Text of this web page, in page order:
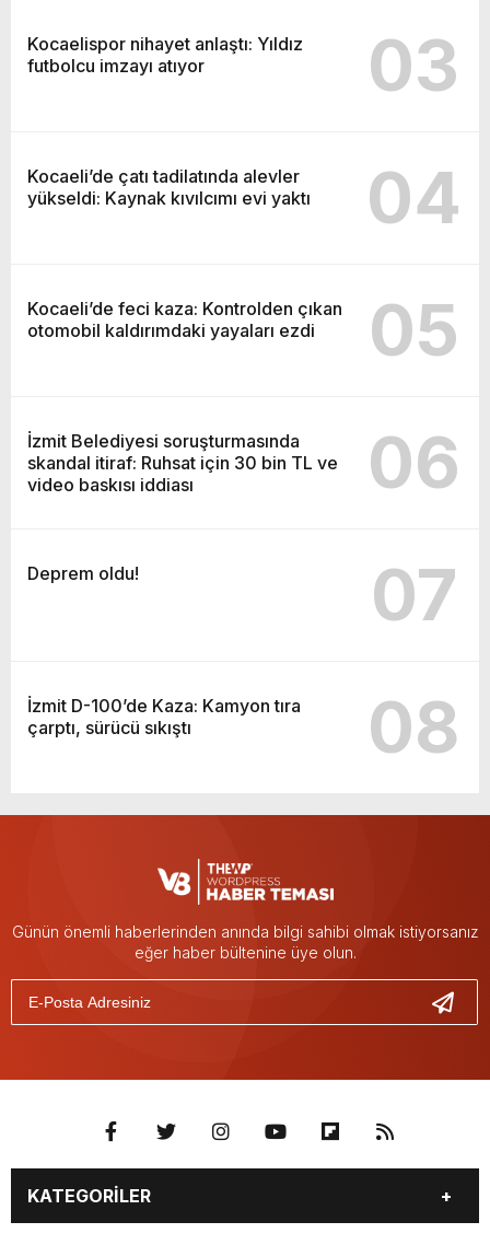
Kocaelispor nihayet anlaştı: Yıldız
futbolcu imzayı atıyor
03
Kocaeli’de çatı tadilatında alevler
yükseldi: Kaynak kıvılcımı evi yaktı
04
Kocaeli’de feci kaza: Kontrolden çıkan
otomobil kaldırımdaki yayaları ezdi
05
İzmit Belediyesi soruşturmasında
skandal itiraf: Ruhsat için 30 bin TL ve
video baskısı iddiası
06
Deprem oldu! 07
İzmit D-100’de Kaza: Kamyon tıra
çarptı, sürücü sıkıştı
08
Günün önemli haberlerinden anında bilgi sahibi olmak istiyorsanız
eğer haber bültenine üye olun.
KATEGORİLER